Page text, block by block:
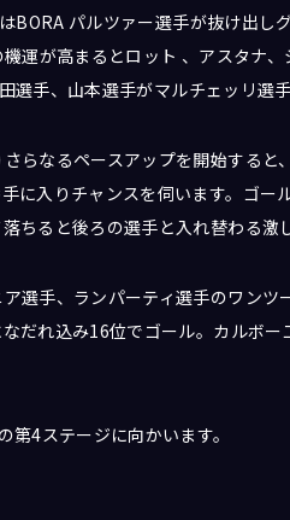
BORA パルツァー選手が抜け出し
運が高まるとロット 、アスタナ
選手、山本選手がマルチェッリ選
らなるペースアップを開始する
に入りチャンスを伺います。ゴ
ちると後ろの選手と入れ替わる激
選手、ランパーティ選手のワン
だれ込み16位でゴール。カルボ
4ステージに向かいます。